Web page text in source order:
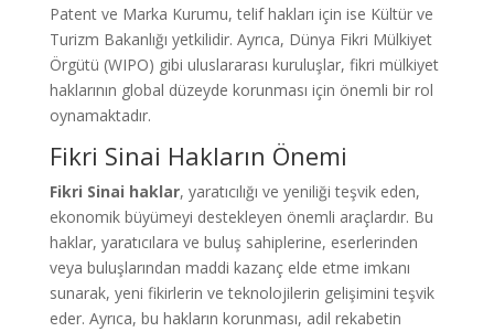
Patent ve Marka Kurumu, telif hakları için ise Kültür ve
Turizm Bakanlığı yetkilidir. Ayrıca, Dünya Fikri Mülkiyet
Örgütü (WIPO) gibi uluslararası kuruluşlar, fikri mülkiyet
haklarının global düzeyde korunması için önemli bir rol
oynamaktadır.
Fikri Sinai Hakların Önemi
Fikri Sinai haklar, yaratıcılığı ve yeniliği teşvik eden,
ekonomik büyümeyi destekleyen önemli araçlardır. Bu
haklar, yaratıcılara ve buluş sahiplerine, eserlerinden
veya buluşlarından maddi kazanç elde etme imkanı
sunarak, yeni fikirlerin ve teknolojilerin gelişimini teşvik
eder. Ayrıca, bu hakların korunması, adil rekabetin